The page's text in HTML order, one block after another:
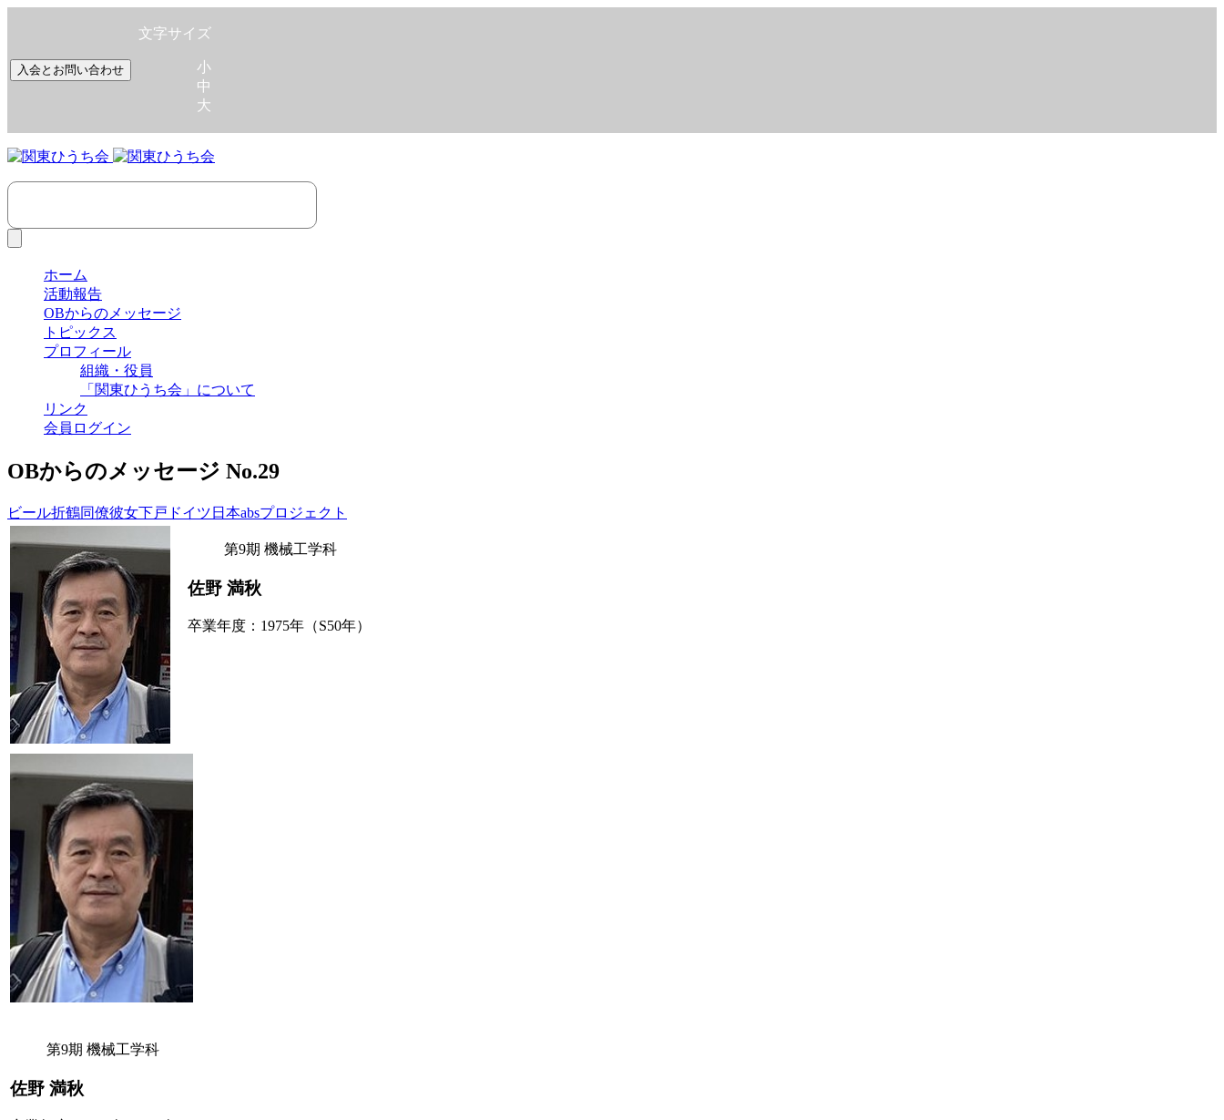
入会とお問い合わせ
文字サイズ
小
中
大
ホーム
活動報告
OBからのメッセージ
トピックス
プロフィール
組織・役員
「関東ひうち会」について
リンク
会員ログイン
OBからのメッセージ No.29
ビール折鶴同僚彼女下戸 ドイツ 日本absプロジェクト
第9期 機械工学科
佐野 満秋
卒業年度：1975年（S50年）
第9期 機械工学科
佐野 満秋